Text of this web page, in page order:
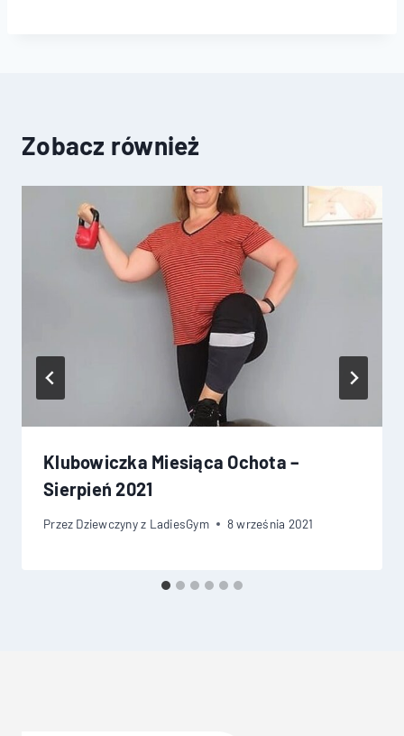
Zobacz również
Klubowiczka Miesiąca Ochota –
Sierpień 2021
Przez Dziewczyny z LadiesGym 8 września 2021